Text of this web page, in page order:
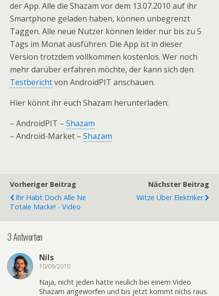
der App. Alle die Shazam vor dem 13.07.2010 auf ihr
Smartphone geladen haben, können unbegrenzt
Taggen. Alle neue Nutzer können leider nur bis zu 5
Tags im Monat ausführen. Die App ist in dieser
Version trotzdem vollkommen kostenlos. Wer noch
mehr darüber erfahren möchte, der kann sich den
Testberichtvon AndroidPIT anschauen.
Hier könnt ihr euch Shazam herunterladen:
– AndroidPIT – Shazam
– Android-Market – Shazam
Vorheriger Beitrag
Ihr Habt Doch Alle Ne
Totale Macke! - Video
Nächster Beitrag
Witze Über Elektriker
3 Antworten
Nils
10/09/2010
Naja, nicht jeden hatte neulich bei einem Video
Shazam angeworfen und bis jetzt kommt nichs raus.